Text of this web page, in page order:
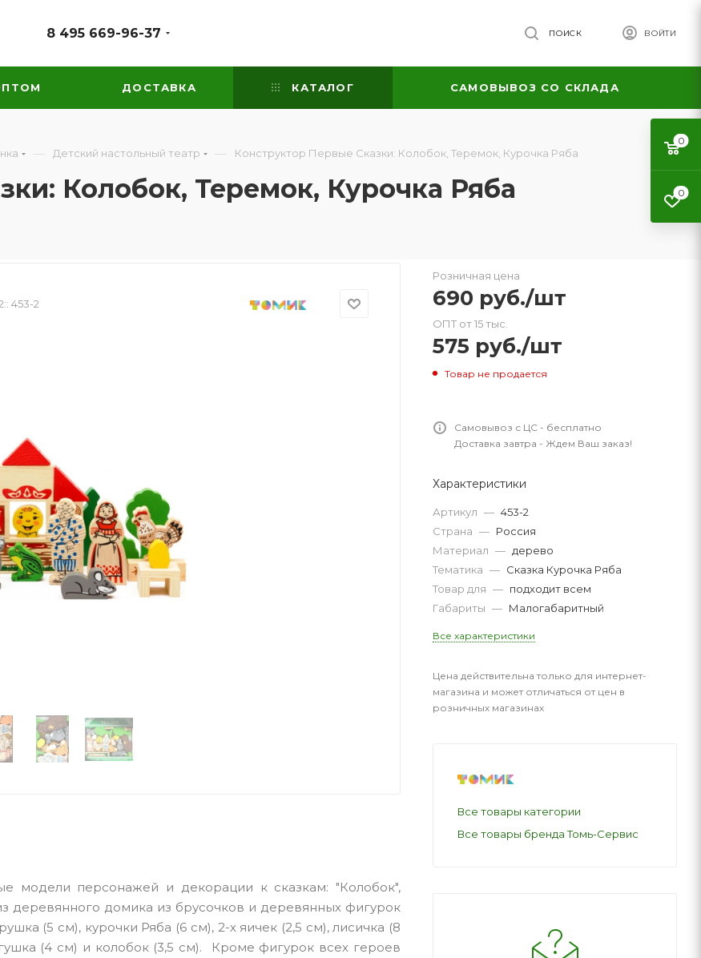
8 495 669-96-37 ВОЙТИ
ПОИСК
ДОСТАВКА КАТАЛОГ САМОВЫВОЗ СО СКЛАДА
— Детский настольный театр — Конструктор Первые Сказки: Колобок, Теремок, Курочка Ряба
Колобок, Теремок, Курочка Ряба
453-2
модели персонажей и декорации к сказкам: "Колобок",
деревянного домика из брусочков и деревянных фигурок
(5 см), курочки Ряба (6 см), 2-х яичек (2,5 см), лисичка (8
(4 см) и колобок (3,5 см). Кроме фигурок всех героев
Розничная цена
690 руб./шт
ОПТ от 15 тыс.
575 руб./шт
Товар не продается
Самовывоз с ЦС - бесплатно
Доставка завтра - Ждем Ваш заказ!
Характеристики
Артикул — 453-2
Страна — Россия
Материал — дерево
Тематика — Сказка Курочка Ряба
Товар для — подходит всем
Габариты — Малогабаритный
Все характеристики
Цена действительна только для интернет-
магазина и может отличаться от цен в
розничных магазинах
Все товары категории
Все товары бренда Томь-Сервис
0
0